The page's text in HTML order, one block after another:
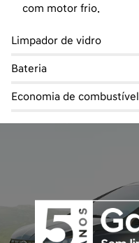
com motor frio.
Limpador de vidro
Bateria
Economia de combustível